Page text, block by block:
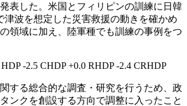
表した。米国とフィリピンの訓練に日韓
津波を想定した災害救援の動きを確かめ
領域に加え、陸軍種でも訓練の事例をつ
-2.5 CHDP +0.0 RHDP -2.4 CRHDP
する総合的な調査・研究を行うため、政
ンクを創設する方向で調整に入ったこと